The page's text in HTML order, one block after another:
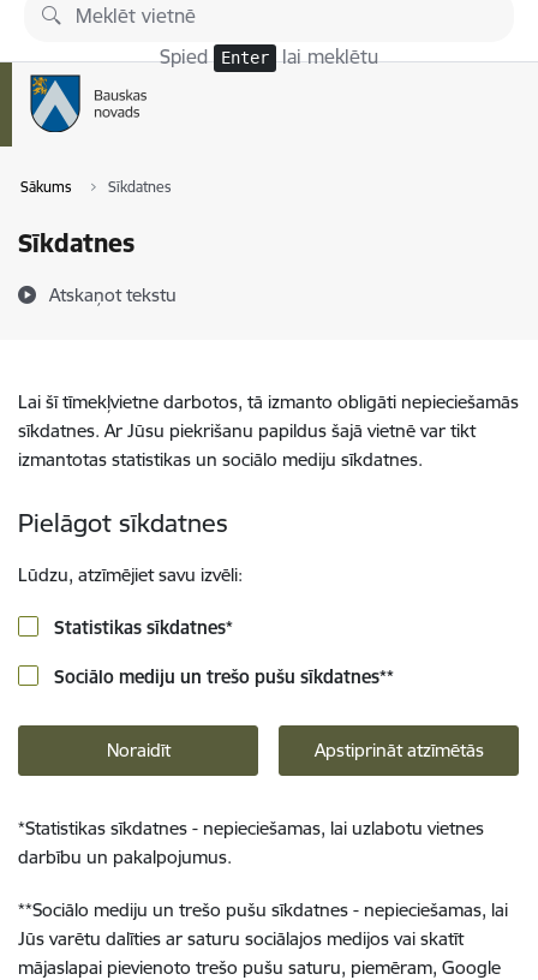
Pāriet uz lapas saturu
Spied Enter lai meklētu
Sākums Sīkdatnes
Sīkdatnes
Atskaņot tekstu
Lai šī tīmekļvietne darbotos, tā izmanto obligāti nepieciešamās
sīkdatnes. Ar Jūsu piekrišanu papildus šajā vietnē var tikt
izmantotas statistikas un sociālo mediju sīkdatnes.
Pielāgot sīkdatnes
Lūdzu, atzīmējiet savu izvēli:
Statistikas sīkdatnes*
Sociālo mediju un trešo pušu sīkdatnes**
Noraidīt Apstiprināt atzīmētās
*Statistikas sīkdatnes - nepieciešamas, lai uzlabotu vietnes
darbību un pakalpojumus.
**Sociālo mediju un trešo pušu sīkdatnes - nepieciešamas, lai
Jūs varētu dalīties ar saturu sociālajos medijos vai skatīt
mājaslapai pievienoto trešo pušu saturu, piemēram, Google